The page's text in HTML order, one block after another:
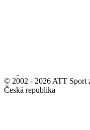
© 2002 - 2026 ATT Sport
Česká republika